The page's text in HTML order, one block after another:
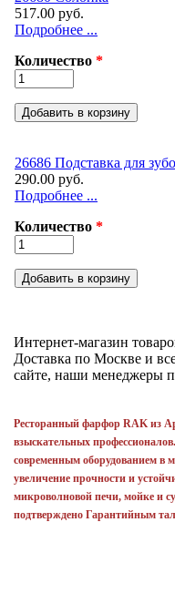
517.00 руб.
Подробнее ...
Количество *
26686 Подставка для
290.00 руб.
Подробнее ...
Количество *
Страницы
Интернет-магазин
Доставка по Москве и
сайте, наши менеджеры
Ресторанный фарфор RAK из
взыскательных
современным оборудованием в
увеличение прочности и
микроволновой печи, мойке и
подтверждено Гарантийным